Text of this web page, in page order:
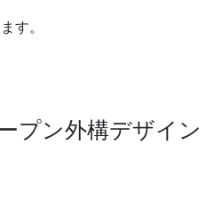
す。
プン外構デザイン